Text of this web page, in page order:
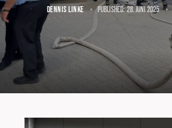
DENNIS LINKE Published: 28. Juni 2025